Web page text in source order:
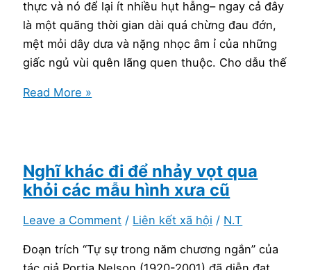
thực và nó để lại ít nhiều hụt hẫng– ngay cả đây
là một quãng thời gian dài quá chừng đau đớn,
mệt mỏi dây dưa và nặng nhọc âm ỉ của những
giấc ngủ vùi quên lãng quen thuộc. Cho dẫu thế
Ký
và
vô
Read More »
Nghĩ khác đi để nhảy vọt qua
khỏi các mẫu hình xưa cũ
Leave a Comment / Liên kết xã hội / N.T
Đoạn trích “Tự sự trong năm chương ngắn” của